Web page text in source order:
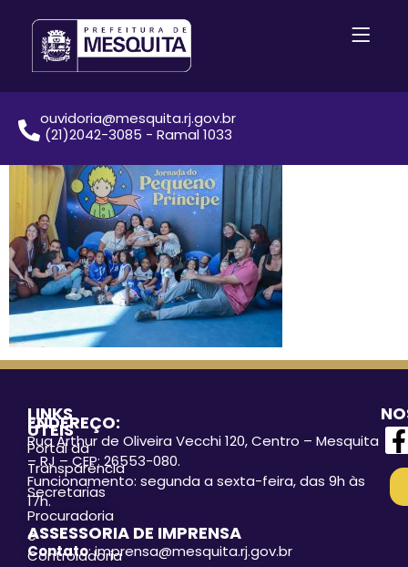
ouvidoria@mesquita.rj.gov.br
(21)2042-3085 - Ramal 1033
LINKS
ÚTEIS
Portal da
Transparência
Secretarias
Procuradoria
e
Controladoria
ENDEREÇO:
Rua Arthur de Oliveira Vecchi 120, Centro – Mesquita
– RJ – CEP: 26553-080.
Funcionamento: segunda a sexta-feira, das 9h às
17h.
ASSESSORIA DE IMPRENSA
Contato: imprensa@mesquita.rj.gov.br